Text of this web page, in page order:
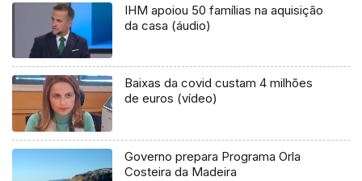
IHM apoiou 50 famílias na aquisição
da casa (áudio)
Baixas da covid custam 4 milhões
de euros (vídeo)
Governo prepara Programa Orla
Costeira da Madeira